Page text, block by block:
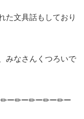
た文具話もしており
みなさんくつろいで
ー✏ー✏ー✏ー✏ー